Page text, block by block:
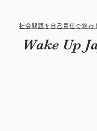
社会問題を自己責任で終わ
Wake Up